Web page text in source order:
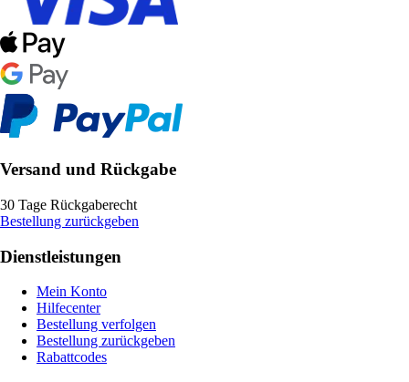
Versand und Rückgabe
30 Tage Rückgaberecht
Bestellung zurückgeben
Dienstleistungen
Mein Konto
Hilfecenter
Bestellung verfolgen
Bestellung zurückgeben
Rabattcodes